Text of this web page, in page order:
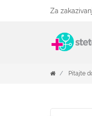
Za
Pitajte